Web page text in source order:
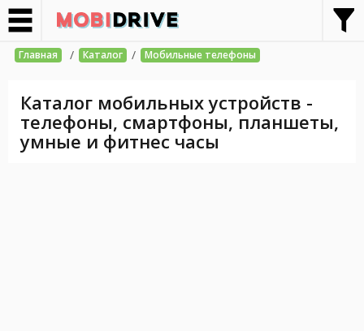
Главная / Каталог / Мобильные телефоны
Каталог мобильных устройств -
телефоны, смартфоны, планшеты,
умные и фитнес часы